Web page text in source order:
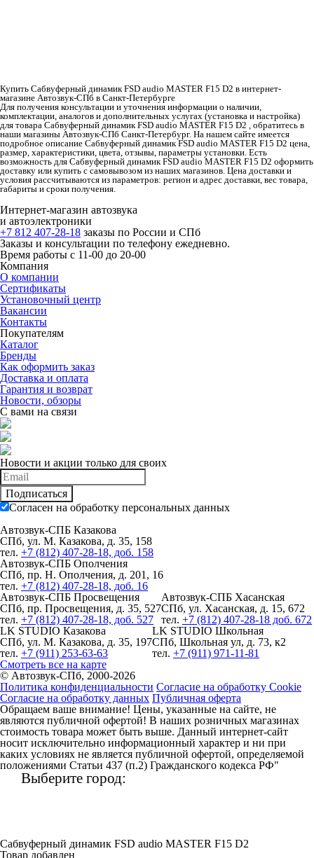
Купить Сабвуферный динамик FSD audio MASTER F15 D2 в интернет-
магазине Автозвук-СПб в Санкт-Петербурге
Для получения консультации и уточнения информации о наличии,
комплектации, аналогов и дополнительных услугах (установка и настройка)
для товара Сабвуферный динамик FSD audio MASTER F15 D2 , обратитесь в
наши магазины Автозвук-СПб Санкт-Петербург. На нашем сайте имеется
подробное описание Сабвуферный динамик FSD audio MASTER F15 D2 цена,
размер, характеристики, цвета, отзывы, параметры установки. Есть
возможность для Сабвуферный динамик FSD audio MASTER F15 D2 оформить
доставку или купить с самовывозом из наших магазинов. Цена доставки и
условия рассчитываются из параметров: регион и адрес доставки, вес товара,
габариты и сроки получения.
Интернет-магазин автозвука
и автоэлектроники
+7 812 407-28-18 заказы по России и СПб
Заказы и консультации по телефону ежедневно.
Время работы с 11-00 до 20-00
Компания
О компании
Сертификаты
Установочный центр
Вакансии
Контакты
Покупателям
Каталог
Бренды
Как оформить заказ
Доставка и оплата
Гарантия и возврат
Новости, обзоры
С вами на связи
Новости и акции только для своих
Подписаться
Согласен на обработку персональных данных
Автозвук-СПБ Казакова
СПб, ул. М. Казакова, д. 35, 158
тел. +7 (812) 407-28-18, доб. 158
Автозвук-СПБ Ополчения
СПб, пр. Н. Ополчения, д. 201, 16
тел. +7 (812) 407-28-18, доб. 16
Автозвук-СПБ Просвещения
СПб, пр. Просвещения, д. 35, 527
тел. +7 (812) 407-28-18, доб. 527
Автозвук-СПБ Хасанская
СПб, ул. Хасанская, д. 15, 672
тел. +7 (812) 407-28-18 доб. 672
LK STUDIO Казакова
СПб, ул. М. Казакова, д. 35, 197
тел. +7 (911) 253-63-63
LK STUDIO Школьная
СПб, Школьная ул, д. 73, к2
тел. +7 (911) 971-11-81
Смотреть все на карте
© Автозвук-СПб, 2000-2026
Политика конфиденциальности Согласие на обработку Cookie
Согласие на обработку данных Публичная оферта
Обращаем ваше внимание! Цены, указанные на сайте, не
являются публичной офертой! В наших розничных магазинах
стоимость товара может быть выше. Данный интернет-сайт
носит исключительно информационный характер и ни при
каких условиях не является публичной офертой, определяемой
положениями Статьи 437 (п.2) Гражданского кодекса РФ"
Выберите город:
Сабвуферный динамик FSD audio MASTER F15 D2
Товар добавлен